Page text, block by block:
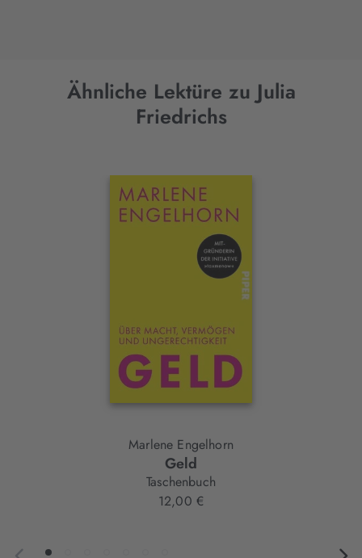
Ähnliche Lektüre zu Julia
Friedrichs
Marlene Engelhorn
Geld
Taschenbuch
12,00 €